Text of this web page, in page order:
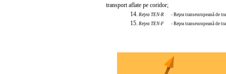
transport aflate pe coridor;
14. Reţea TEN-R - Reţea transeuropeană de
15. Reţea TEN-F - Reţea transeuropeană de